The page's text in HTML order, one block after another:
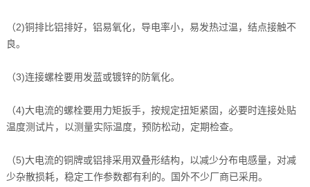
（2)铜排比铝排好，铝易氧化，导电率小，易发热过温，结点接触不
良。
（3)连接螺栓要用发蓝或镀锌的防氧化。
（4)大电流的螺栓要用力矩扳手，按规定扭矩紧固，必要时连接处贴
温度测试片，以测量实际温度，预防松动，定期检查。
（5)大电流的铜牌或铝排采用双叠形结构，以减少分布电感量，对减
少杂散损耗，稳定工作参数都有利的。国外不少厂商已采用。